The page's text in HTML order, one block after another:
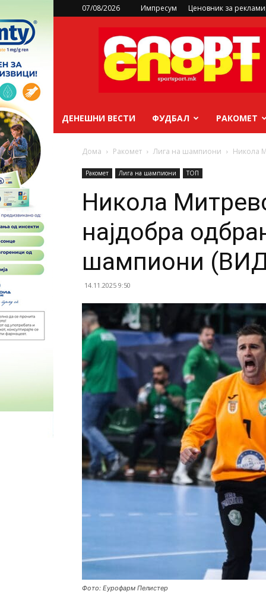
07/08/2026 Импресум Ценовник за
sportsport.mk
ДЕНЕШНИ ВЕСТИ ФУДБАЛ РАКОМЕТ
Дома Ракомет Лига на шампиони Никола
Ракомет Лига на шампиони ТОП
Никола
најдобра
шампиони
14.11.2025 9:50
Фото: Еурофарм Пелистер